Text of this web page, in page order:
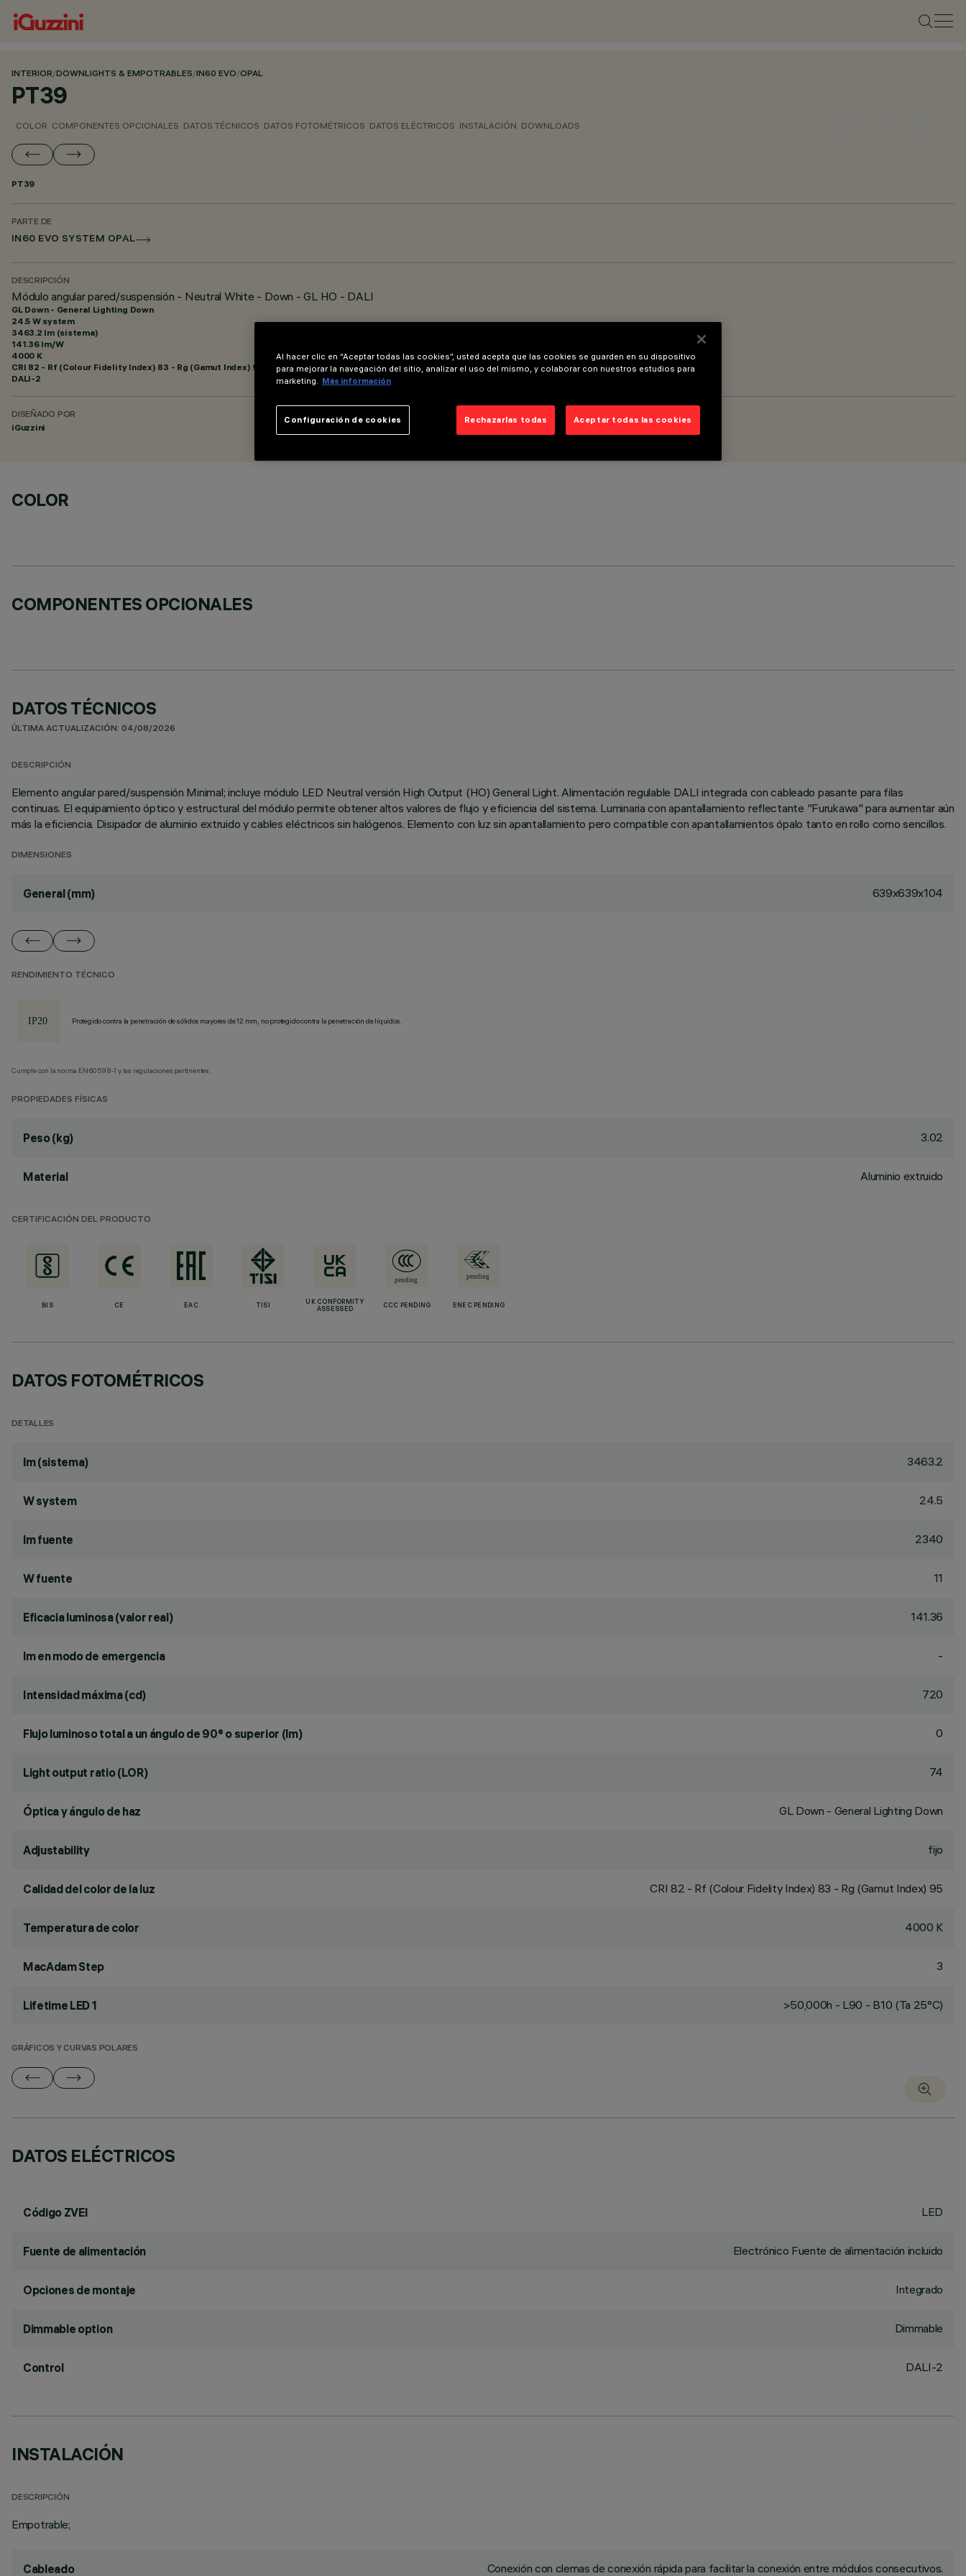
INTERIOR/DOWNLIGHTS & EMPOTRABLES/IN60 EVO/OPAL
PT39
COLOR COMPONENTES OPCIONALES DATOS TÉCNICOS DATOS FOTOMÉTRICOS DATOS ELÉCTRICOS INSTALACIÓN DOWNLOADS
PT39
PARTE DE
IN60 EVO SYSTEM OPAL
DESCRIPCIÓN
Módulo angular pared/suspensión - Neutral White - Down - GL HO - DALI
GL Down - General Lighting Down
24.5 W system
3463.2 lm (sistema)
141.36 lm/W
4000 K
CRI 82 - Rf (Colour Fidelity Index) 83 - Rg (Gamut Index) 95
DALI-2
DISEÑADO POR
iGuzzini
COLOR
COMPONENTES OPCIONALES
DATOS TÉCNICOS
ÚLTIMA ACTUALIZACIÓN: 04/08/2026
DESCRIPCIÓN
Elemento angular pared/suspensión Minimal; incluye módulo LED Neutral versión High Output (HO) General Light. Alimentación regulable DALI integrada con cableado pasante para filas
continuas. El equipamiento óptico y estructural del módulo permite obtener altos valores de flujo y eficiencia del sistema. Luminaria con apantallamiento reflectante "Furukawa" para aumentar aún
más la eficiencia. Disipador de aluminio extruido y cables eléctricos sin halógenos. Elemento con luz sin apantallamiento pero compatible con apantallamientos ópalo tanto en rollo como sencillos.
DIMENSIONES
General (mm) 639x639x104
RENDIMIENTO TÉCNICO
Protegido contra la penetración de sólidos mayores de 12 mm, no protegido contra la penetración de líquidos.
Cumple con la norma EN60598-1 y las regulaciones pertinentes.
PROPIEDADES FÍSICAS
Peso (kg) 3.02
Material Aluminio extruido
CERTIFICACIÓN DEL PRODUCTO
BIS CE EAC TISI
UK CONFORMITY
ASSESSED
CCC PENDING ENEC PENDING
DATOS FOTOMÉTRICOS
DETALLES
lm (sistema) 3463.2
W system 24.5
lm fuente 2340
W fuente 11
Eficacia luminosa (valor real) 141.36
lm en modo de emergencia -
Intensidad máxima (cd) 720
Flujo luminoso total a un ángulo de 90° o superior (lm) 0
Light output ratio (LOR) 74
Óptica y ángulo de haz GL Down - General Lighting Down
Adjustability fijo
Calidad del color de la luz CRI 82 - Rf (Colour Fidelity Index) 83 - Rg (Gamut Index) 95
Temperatura de color 4000 K
MacAdam Step 3
Lifetime LED 1 >50,000h - L90 - B10 (Ta 25°C)
GRÁFICOS Y CURVAS POLARES
DATOS ELÉCTRICOS
Código ZVEI LED
Fuente de alimentación Electrónico Fuente de alimentación incluido
Opciones de montaje Integrado
Dimmable option Dimmable
Control DALI-2
INSTALACIÓN
DESCRIPCIÓN
Empotrable;
Cableado Conexión con clemas de conexión rápida para facilitar la conexión entre módulos consecutivos.
Al hacer clic en “Aceptar todas las cookies”, usted acepta que las cookies se guarden en su dispositivo
para mejorar la navegación del sitio, analizar el uso del mismo, y colaborar con nuestros estudios para
marketing. Más información
Rechazarlas todas Aceptar todas las cookies
Configuración de cookies